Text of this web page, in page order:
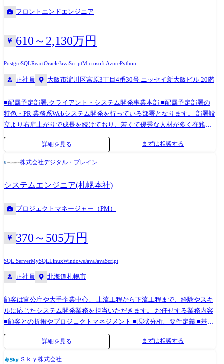
ワークフローシステム開発にて設計からリリースまでを担当 2016年 リ
ーダー、サブチーフへ昇格 2017年 社内でのPoC活動として、ブロック
API基盤構築開発にて、AWSを活用したサーバレスアプリケーションの開
発を対応 スクラムマスターとしてスクラムチーム運営を実施。 主任技師
へ昇格 2021年 物流業界向けのデータ分析基盤構築を対応を実施するデ
とローコードツールを活用したIF構築を対応 2022年 技術係長へ昇格
において、アーキテクチャ検討・技術検証を対応
発環境: GitHub、Docker、GitHub Actions、Cloud Build、Terraform、
Cursor、Claude Code ■ 開発スタイル/働き方 ・フルリモート、フレック
Cursorなどの生成AIを活用した効率的な開発
フロントエンドエンジニア
610～2,130万円
PostgreSQLReactOracleJavaScriptMicrosoft AzurePython
正社員 大阪市淀川区宮原3丁目4番30号 ニッセイ新大阪ビル 20階
■配属予定部署:クライアント・システム開発事業本部 ■配属予定部署の
特色・PR 業務系Webシステム開発を行っている部署となります。 部署設
立より右肩上がりで成長を続けており、若くて優秀な人材が多く在籍し
ております。 現在は業務領域としてメーカーなどの製造業の案件が多く
を占めておりますが、今後は金融業や小売業、流通、物流、デベロッパ
設計など、開発工程の上流から対応する業務が多く、PM、PL、SMも多
く在籍しております。 ※職務内容変更の可能性:有 ※変更の範囲:会社の
定める業務 現在、Sky株式会社が注力している各種業界の案件をご担当
いただきます。 大手企業を中心に業務系システムやWebアプリ開発プロ
は多岐にわたっており、プロジェクトマネジメント、スクラム開発のス
クラムマスタなどプロジェクトをリードする役割や要件定義、基本設計
APIやバッチ処理、データベース設計、開発などのバックエンド開発など
ップのモデルケース ・プロジェクトマネージャー 2013年 入社。生産準
備システム開発において設計からリリースまでを担当 2014年 リーダー
へ昇格 2015年 サブチーフ、チーフへ昇格 2016年 放送業界向けシス
テムにおいてチームリーダーとしてプロジェクト管理、顧客折衝を担
当。係長へ昇格 2017年 課長代理へ昇格 2019年 課長へ昇格 2021年
ライセンス管理システムにおいてプロジェクトマネージャーとしてプロ
詳細を見る まずは相談する
株式会社デジタル・ブレイン
システムエンジニア(札幌本社)
プロジェクトマネージャー（PM）
370～505万円
SQL ServerMySQLLinuxWindowsJavaJavaScript
正社員 北海道札幌市
顧客は官公庁や大手企業中心。 上流工程から下流工程まで、経験やスキ
ルに応じたシステム開発業務を担当いただきます。 お任せする業務内容
■顧客との折衝やプロジェクトマネジメント ■現状分析、要件定義 ■基本
設計、詳細設計 ■プログラミング、単体、結合、総合テスト ■本番リリ
ース対応 ■運用、保守業務など 使用言語・開発環境 言語:Java(メイ
ン)/HTML/JavaScript OS:Linux/Windows/UNIX DB:Oracle/SQL
詳細を見る まずは相談する
Ｓｋｙ株式会社